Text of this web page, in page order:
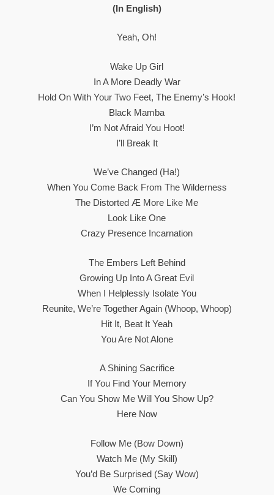
(In English)
Yeah, Oh!
Wake Up Girl
In A More Deadly War
Hold On With Your Two Feet, The Enemy’s Hook!
Black Mamba
I’m Not Afraid You Hoot!
I’ll Break It
We’ve Changed (Ha!)
When You Come Back From The Wilderness
The Distorted Æ More Like Me
Look Like One
Crazy Presence Incarnation
The Embers Left Behind
Growing Up Into A Great Evil
When I Helplessly Isolate You
Reunite, We’re Together Again (Whoop, Whoop)
Hit It, Beat It Yeah
You Are Not Alone
A Shining Sacrifice
If You Find Your Memory
Can You Show Me Will You Show Up?
Here Now
Follow Me (Bow Down)
Watch Me (My Skill)
You’d Be Surprised (Say Wow)
We Coming